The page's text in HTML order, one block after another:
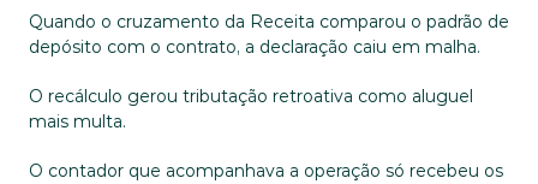
Quando o cruzamento da Receita comparou o padrão de
depósito com o contrato, a declaração caiu em malha.
O recálculo gerou tributação retroativa como aluguel
mais multa.
O contador que acompanhava a operação só recebeu os